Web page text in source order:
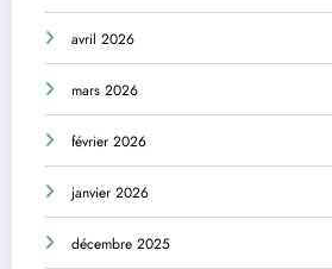
avril 2026
mars 2026
février 2026
janvier 2026
décembre 2025